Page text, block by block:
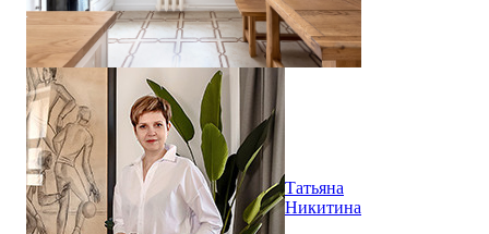
Татьяна
Никитина